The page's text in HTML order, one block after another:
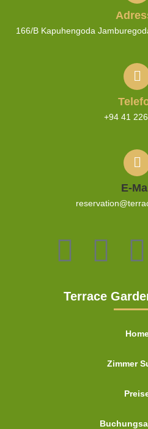
166/B Kapuhengoda
+94 41
E-
Terrace
Zimmer